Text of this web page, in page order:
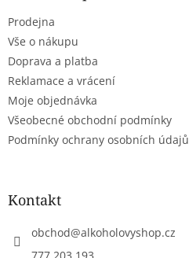
p
i
Prodejna
Vše o nákupu
Doprava a platba
Reklamace a vrácení
Moje objednávka
Všeobecné obchodní podmínky
Podmínky ochrany osobních údajů
Kontakt
obchod@alkoholovyshop.cz